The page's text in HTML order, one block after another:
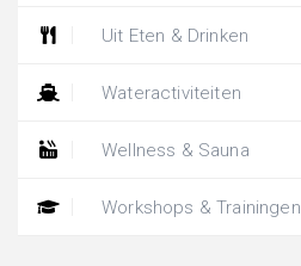
Uit Eten & Drinken
Wateractiviteiten
Wellness & Sauna
Workshops & Trainingen